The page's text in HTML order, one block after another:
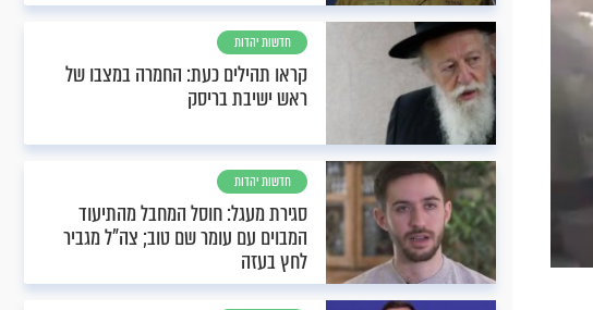
חדשות יהדות
קראו תהילים כעת: החמרה במצבו של
ראש ישיבת בריסק
חדשות יהדות
סגירת מעגל: חוסל המחבל מהתיעוד
המבוים עם עומר שם טוב; צה"ל מגביר
לחץ בעזה